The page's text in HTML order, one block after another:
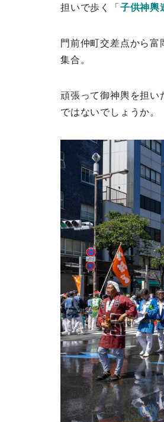
担いで歩く「 子供神輿
門前仲町交差点から富
集合。
頑張って御神輿を担い
ではないでしょうか。